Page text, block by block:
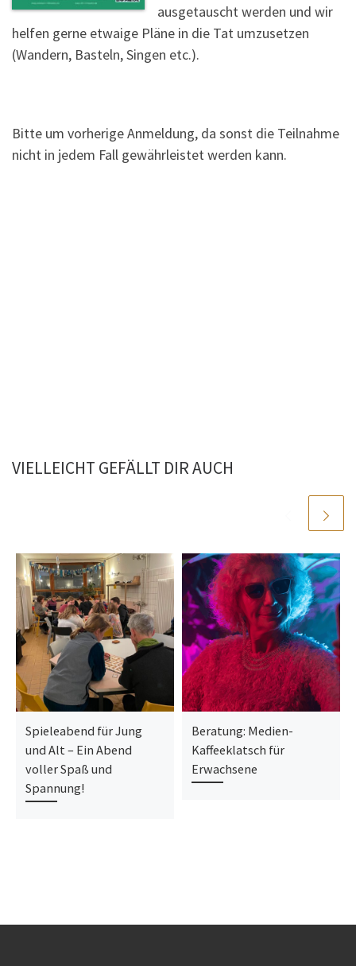
ausgetauscht werden und wir
helfen gerne etwaige Pläne in die Tat umzusetzen
(Wandern, Basteln, Singen etc.).
Bitte um vorherige Anmeldung, da sonst die Teilnahme
nicht in jedem Fall gewährleistet werden kann.
VIELLEICHT GEFÄLLT DIR AUCH
Spieleabend für Jung
und Alt – Ein Abend
voller Spaß und
Spannung!
Beratung: Medien-
Kaffeeklatsch für
Erwachsene